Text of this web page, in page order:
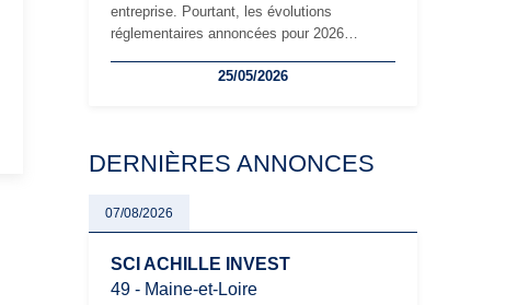
entreprise. Pourtant, les évolutions
réglementaires annoncées pour 2026
les auto-entrepreneurs, artisans et
évoluent dans un contexte de contrôle
oblige les indépendants à rester
particulièrement vigilants.
25/05/2026
DERNIÈRES ANNONCES
07/08/2026
SCI ACHILLE INVEST
49 - Maine-et-Loire